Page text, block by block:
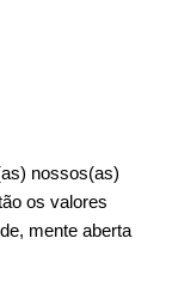
nossos(as)
os valores
mente aberta